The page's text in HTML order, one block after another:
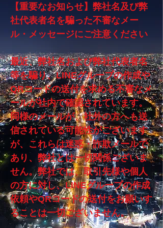
【重要なお知らせ】弊社名及び弊
社代表者名を騙った不審なメー
ル・メッセージにご注意ください
最近、弊社名および弊社代表者名
等を騙り、LINEグループの作成や
QRコードの送付を求める不審なメ
ールが社内で確認されています。
同様のメールが、社外の方へも送
信されている可能性がございます
が、これらは迷惑・詐欺メールで
あり、弊社とは一切関係ございま
せん。弊社では、取引先様や個人
の方に対し、LINEグループの作成
依頼やQRコードの送付をお願いす
ることは一切ございません。